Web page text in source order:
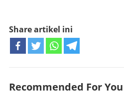
Share artikel ini
Recommended For You